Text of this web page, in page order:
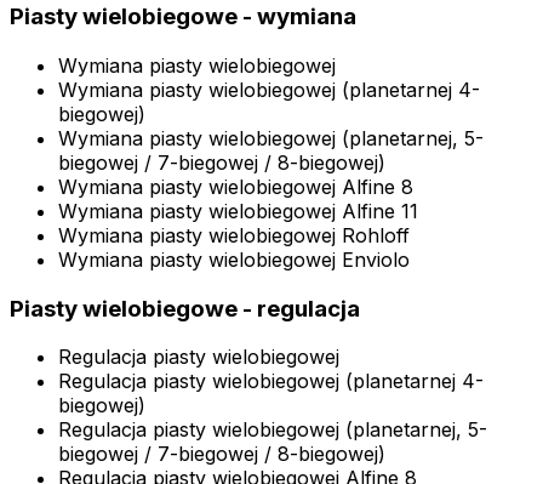
Piasty wielobiegowe - wymiana
Wymiana piasty wielobiegowej
Wymiana piasty wielobiegowej (planetarnej 4-
biegowej)
Wymiana piasty wielobiegowej (planetarnej, 5-
biegowej / 7-biegowej / 8-biegowej)
Wymiana piasty wielobiegowej Alfine 8
Wymiana piasty wielobiegowej Alfine 11
Wymiana piasty wielobiegowej Rohloff
Wymiana piasty wielobiegowej Enviolo
Piasty wielobiegowe - regulacja
Regulacja piasty wielobiegowej
Regulacja piasty wielobiegowej (planetarnej 4-
biegowej)
Regulacja piasty wielobiegowej (planetarnej, 5-
biegowej / 7-biegowej / 8-biegowej)
Regulacja piasty wielobiegowej Alfine 8